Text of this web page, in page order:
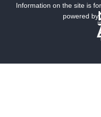
ミステリー
Information on the site is
powered by